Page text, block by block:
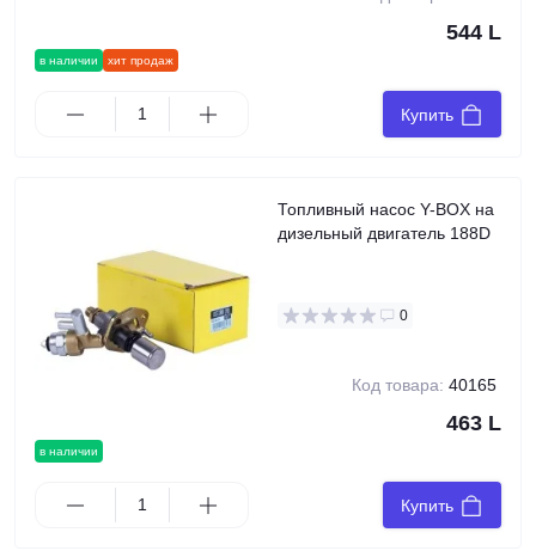
в наличии хит продаж
544 L
Купить
в наличии
Топливный насос Y-BOX на
дизельный двигатель 188D
0
Код товара: 40165
463 L
Купить